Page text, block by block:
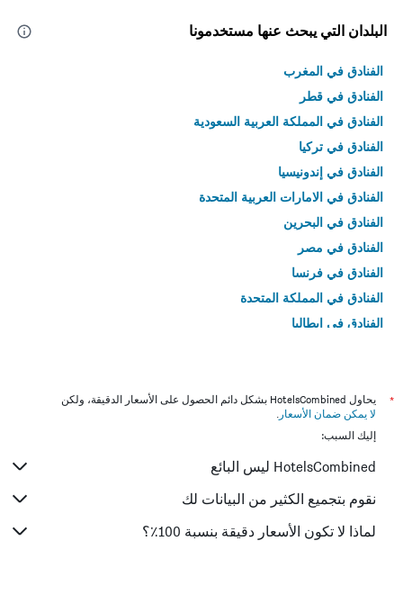
البلدان التي يبحث عنها مستخدمونا
الفنادق في المغرب
الفنادق في قطر
الفنادق في المملكة العربية السعودية
الفنادق في تركيا
الفنادق في إندونيسيا
الفنادق في الامارات العربية المتحدة
الفنادق في البحرين
الفنادق في مصر
الفنادق في فرنسا
الفنادق في المملكة المتحدة
الفنادق في إيطاليا
*
يحاول HotelsCombined بشكل دائم الحصول على الأسعار الدقيقة، ولكن
لا يمكن ضمان الأسعار .
إليك السبب:
HotelsCombined ليس البائع
نقوم بتجميع الكثير من البيانات لك
لماذا لا تكون الأسعار دقيقة بنسبة 100٪؟